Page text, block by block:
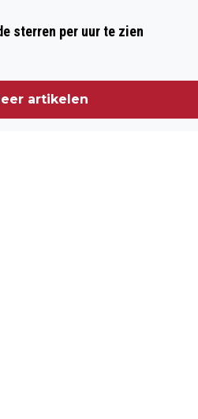
GEWELD
sterren per uur te zien
artikelen